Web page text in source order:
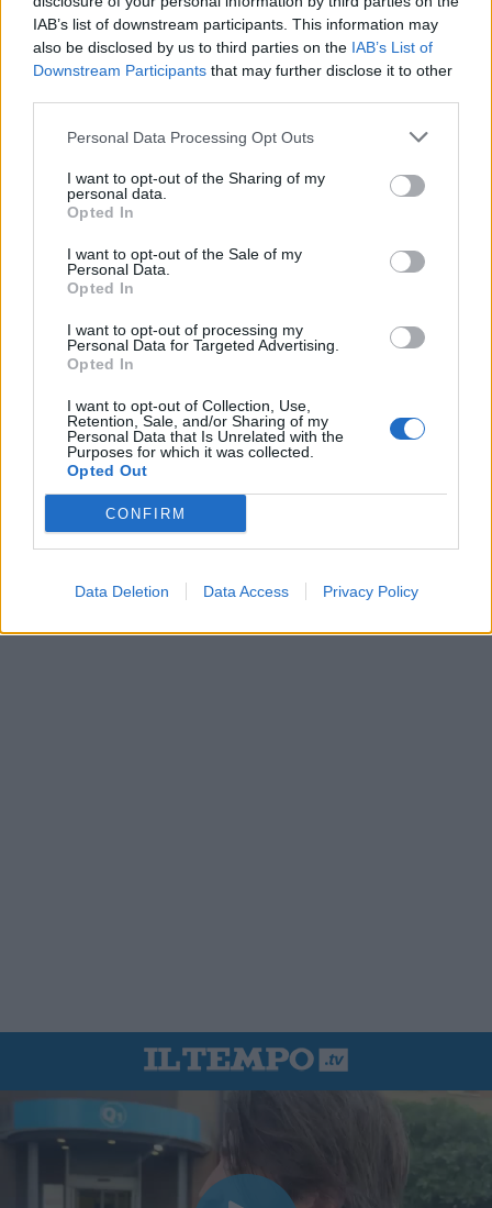
IAB’s list of downstream participants. This information may
also be disclosed by us to third parties on the IAB’s List of
Downstream Participants that may further disclose it to other
Personal Data Processing Opt Outs
I want to opt-out of the Sharing of my
personal data.
Opted In
I want to opt-out of the Sale of my
Personal Data.
Opted In
I want to opt-out of processing my
Personal Data for Targeted Advertising.
Opted In
I want to opt-out of Collection, Use,
Retention, Sale, and/or Sharing of my
Personal Data that Is Unrelated with the
Purposes for which it was collected.
Opted Out
CONFIRM
Data Deletion Data Access Privacy Policy
In evidenza